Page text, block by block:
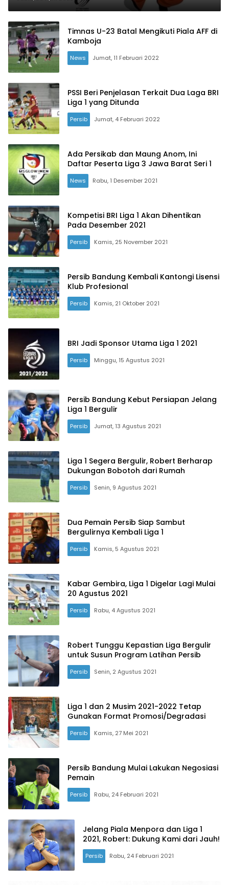
Timnas U-23 Batal Mengikuti Piala AFF di
Kamboja
News Jumat, 11 Februari 2022
PSSI Beri Penjelasan Terkait Dua Laga BRI
Liga 1 yang Ditunda
Persib Jumat, 4 Februari 2022
Ada Persikab dan Maung Anom, Ini
Daftar Peserta Liga 3 Jawa Barat Seri 1
News Rabu, 1 Desember 2021
Kompetisi BRI Liga 1 Akan Dihentikan
Pada Desember 2021
Persib Kamis, 25 November 2021
Persib Bandung Kembali Kantongi Lisensi
Klub Profesional
Persib Kamis, 21 Oktober 2021
BRI Jadi Sponsor Utama Liga 1 2021
Persib Minggu, 15 Agustus 2021
Persib Bandung Kebut Persiapan Jelang
Liga 1 Bergulir
Persib Jumat, 13 Agustus 2021
Liga 1 Segera Bergulir, Robert Berharap
Dukungan Bobotoh dari Rumah
Persib Senin, 9 Agustus 2021
Dua Pemain Persib Siap Sambut
Bergulirnya Kembali Liga 1
Persib Kamis, 5 Agustus 2021
Kabar Gembira, Liga 1 Digelar Lagi Mulai
20 Agustus 2021
Persib Rabu, 4 Agustus 2021
Robert Tunggu Kepastian Liga Bergulir
untuk Susun Program Latihan Persib
Persib Senin, 2 Agustus 2021
Liga 1 dan 2 Musim 2021-2022 Tetap
Gunakan Format Promosi/Degradasi
Persib Kamis, 27 Mei 2021
Persib Bandung Mulai Lakukan Negosiasi
Pemain
Persib Rabu, 24 Februari 2021
Jelang Piala Menpora dan Liga 1
2021, Robert: Dukung Kami dari Jauh!
Persib Rabu, 24 Februari 2021